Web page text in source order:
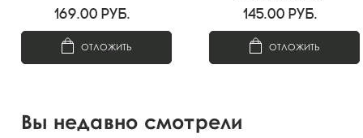
169.00 руб.
ОТЛОЖИТЬ
145.00 руб.
ОТЛОЖИТЬ
Вы недавно смотрели